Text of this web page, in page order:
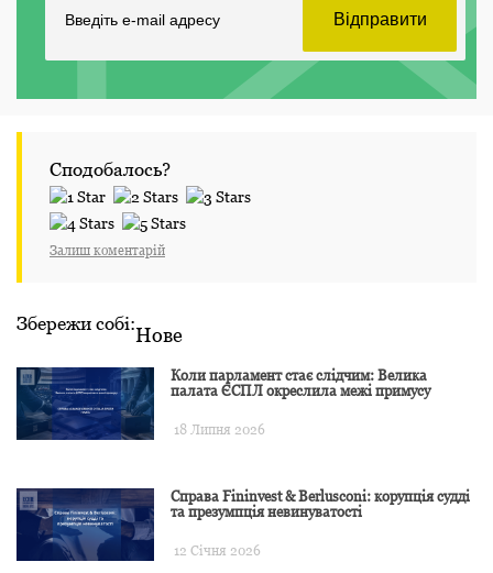
Сподобалось?
Залиш коментарій
Збережи собі:Нове
Коли парламент стає слідчим: Велика
палата ЄСПЛ окреслила межі примусу
18 Липня 2026
Справа Fininvest & Berlusconi: корупція судді
та презумпція невинуватості
12 Січня 2026